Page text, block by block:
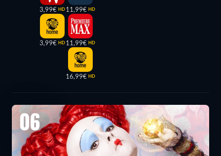
3,99€ HD
3,99€ HD
11,99€ HD
11,99€ HD
16,99€ HD
06